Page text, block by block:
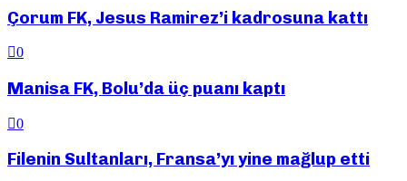
Çorum FK, Jesus Ramirez’i kadrosuna kattı
0
Manisa FK, Bolu’da üç puanı kaptı
0
Filenin Sultanları, Fransa’yı yine mağlup etti